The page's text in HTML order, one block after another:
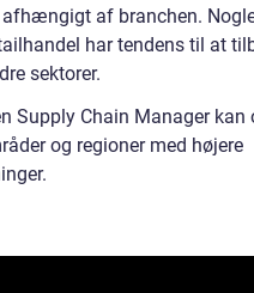
afhængigt af branchen.
har tendens til at
sektorer.
Supply Chain Manager kan
og regioner med højere